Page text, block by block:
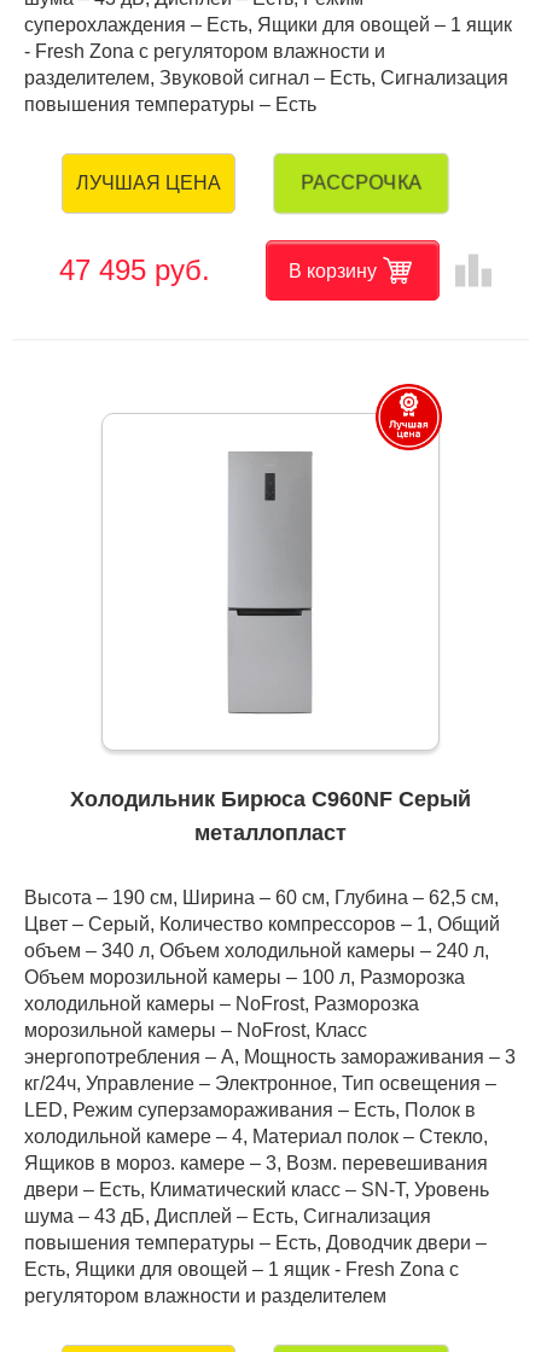
суперохлаждения – Есть, Ящики для овощей – 1 ящик
- Fresh Zona с регулятором влажности и
разделителем, Звуковой сигнал – Есть, Сигнализация
повышения температуры – Есть
ЛУЧШАЯ ЦЕНА РАССРОЧКА
47 495 руб. В корзину leaderboard
Холодильник Бирюса C960NF Серый
металлопласт
Высота – 190 см, Ширина – 60 см, Глубина – 62,5 см,
Цвет – Серый, Количество компрессоров – 1, Общий
объем – 340 л, Объем холодильной камеры – 240 л,
Объем морозильной камеры – 100 л, Разморозка
холодильной камеры – NoFrost, Разморозка
морозильной камеры – NoFrost, Класс
энергопотребления – А, Мощность замораживания – 3
кг/24ч, Управление – Электронное, Тип освещения –
LED, Режим суперзамораживания – Есть, Полок в
холодильной камере – 4, Материал полок – Стекло,
Ящиков в мороз. камере – 3, Возм. перевешивания
двери – Есть, Климатический класс – SN-T, Уровень
шума – 43 дБ, Дисплей – Есть, Сигнализация
повышения температуры – Есть, Доводчик двери –
Есть, Ящики для овощей – 1 ящик - Fresh Zona с
регулятором влажности и разделителем